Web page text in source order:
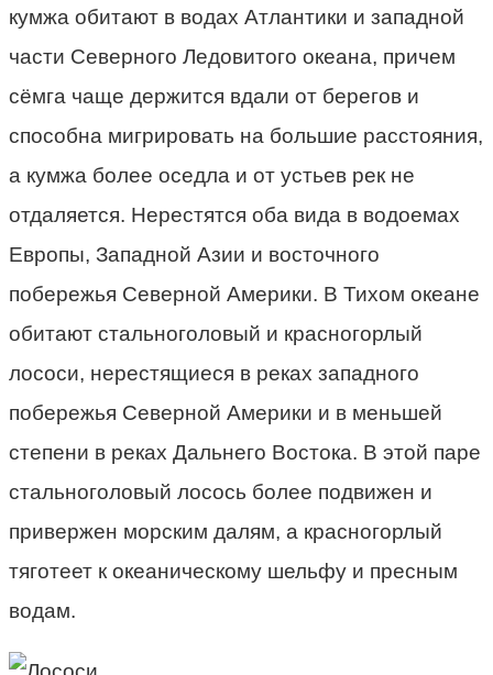
кумжа обитают в водах Атлантики и западной
части Северного Ледовитого океана, причем
сёмга чаще держится вдали от берегов и
способна мигрировать на большие расстояния,
а кумжа более оседла и от устьев рек не
отдаляется. Нерестятся оба вида в водоемах
Европы, Западной Азии и восточного
побережья Северной Америки. В Тихом океане
обитают стальноголовый и красногорлый
лососи, нерестящиеся в реках западного
побережья Северной Америки и в меньшей
степени в реках Дальнего Востока. В этой паре
стальноголовый лосось более подвижен и
привержен морским далям, а красногорлый
тяготеет к океаническому шельфу и пресным
водам.